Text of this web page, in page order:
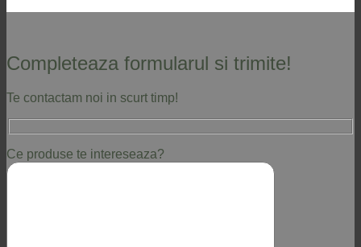
Completeaza formularul si trimite!
Te contactam noi in scurt timp!
Ce produse te intereseaza?